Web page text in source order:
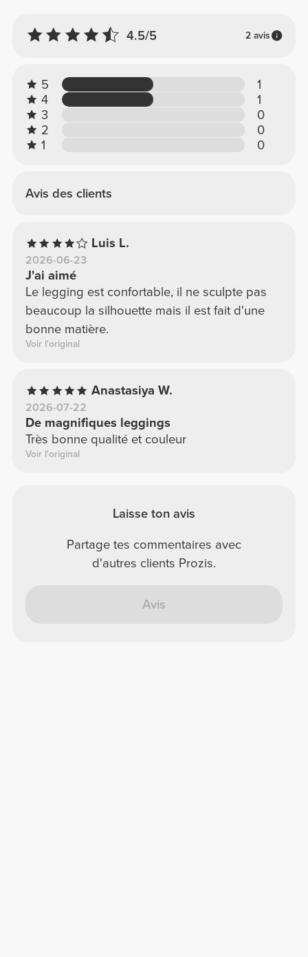
4.5/5 2 avis
5
1
4
1
3
0
2
0
1
0
Avis des clients
Luis L.
2026-06-23
J'ai aimé
Le legging est confortable, il ne sculpte pas
beaucoup la silhouette mais il est fait d'une
bonne matière.
Voir l'original
Anastasiya W.
2026-07-22
De magnifiques leggings
Très bonne qualité et couleur
Voir l'original
Laisse ton avis
Partage tes commentaires avec
d'autres clients Prozis.
Avis